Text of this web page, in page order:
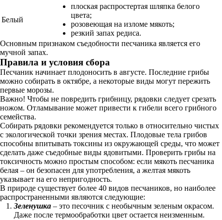
Белый
плоская распростертая шляпка белого
цвета;
розовеющая на изломе мякоть;
резкий запах редиса.
Основным признаком съедобности песчаника является его
мучной запах.
Правила и условия сбора
Песчаник начинает плодоносить в августе. Последние грибы
можно собирать в октябре, а некоторые виды могут пережить
первые морозы.
Важно! Чтобы не повредить грибницу, рядовки следует срезать
ножом. Отламывание может привести к гибели всего грибного
семейства.
Собирать рядовки рекомендуется только в относительно чистых
с экологической точки зрения местах. Плодовые тела грибов
способны впитывать токсины из окружающей среды, что может
сделать даже съедобные виды ядовитыми. Проверить грибы на
токсичность можно простым способом: если мякоть песчаника
белая – он безопасен для употребления, а желтая мякоть
указывает на его непригодность.
В природе существует более 40 видов песчаников, но наиболее
распространенными являются следующие:
Зеленушка – это песочник с необычным зеленым окрасом.
Даже после термообработки цвет остается неизменным.